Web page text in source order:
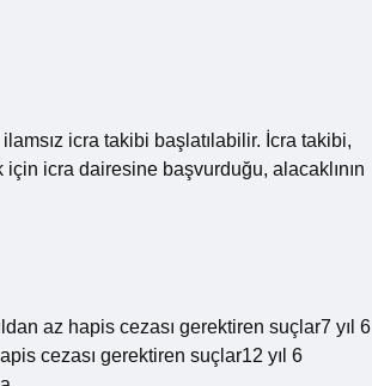
icra takibi başlatılabilir. İcra takibi,
için icra dairesine başvurduğu, alacaklının
az hapis cezası gerektiren suçlar7 yıl 6
cezası gerektiren suçlar12 yıl 6